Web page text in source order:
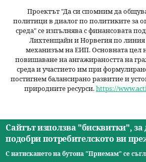
Проектът "Да си спомним да
политици в диалог по политиките за
среда" се изпълнява с финансовата
Лихтенщайн и Норвегия по
механизъм на ЕИП. Основната цел
повишаване на ангажираността на
среда и участието им при
постигнем балансирано развитие и
природните ресурси.https://
О
Начало Новини Видео Ресурси
Контакти
Сайтът използва "бисквитки", за
подобри потребителското ви
С натискането на бутона "Приемам" се